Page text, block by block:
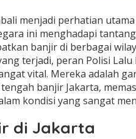
menjadi perhatian
ini menghadapi
banjir di berbagai
terjadi, peran Polisi
vital. Mereka adalah
banjir Jakarta,
kondisi yang sangat
di Jakarta